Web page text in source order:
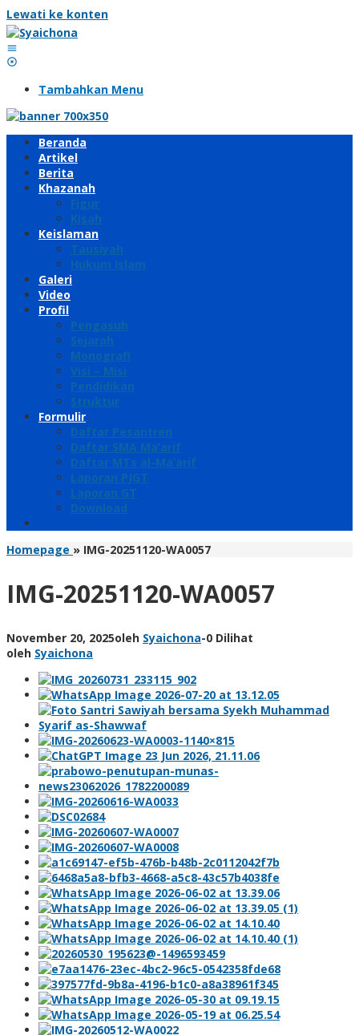
Lewati ke konten
Tambahkan Menu
Beranda
Artikel
Berita
Khazanah
Figur
Kisah
Keislaman
Tausiyah
Hukum Islam
Galeri
Video
Profil
Pengasuh
Sejarah
Monografi
Visi – Misi
Pendidikan
Struktur
Formulir
Daftar Pesantren
Daftar SMA Ma’arif
Daftar MTs al-Ma’arif
Laporan PJGT
Laporan GT
Download
Homepage » IMG-20251120-WA0057
IMG-20251120-WA0057
November 20, 2025oleh Syaichona-0 Dilihat
oleh Syaichona